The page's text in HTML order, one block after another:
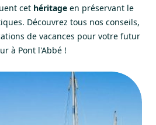
cet héritageen préservant le
Découvrez tous nos conseils,
de vacances pour votre futur
à Pont l'Abbé !